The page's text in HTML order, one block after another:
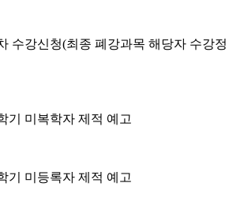
수강신청(최종 폐강과목 해당자 수강정
기 미복학자 제적 예고
기 미등록자 제적 예고